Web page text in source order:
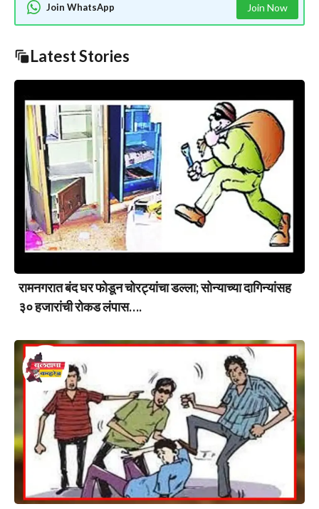
Join WhatsApp Join Now
Latest Stories
रामनगरात बंद घर फोडून चोरट्यांचा डल्ला; सोन्याच्या दागिन्यांसह
३० हजारांची रोकड लंपास….